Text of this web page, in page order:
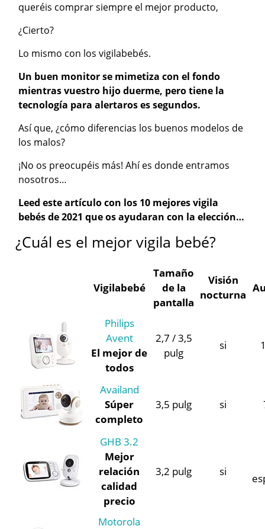
queréis comprar siempre el mejor producto,
¿Cierto?
Lo mismo con los vigilabebés.
Un buen monitor se mimetiza con el fondo
mientras vuestro hijo duerme, pero tiene la
tecnología para alertaros es segundos.
Así que, ¿cómo diferencias los buenos modelos de
los malos?
¡No os preocupéis más! Ahí es donde entramos
nosotros…
Leed este artículo con los 10 mejores vigila
bebés de 2021 que os ayudaran con la elección…
¿Cuál es el mejor vigila bebé?
Vigilabebé
Tamaño
de la
pantalla
Visión
nocturna
Philips
Avent
El mejor de
todos
2,7 / 3,5
pulg
si
Availand
Súper
completo
3,5 pulg si
GHB 3.2
Mejor
relación
calidad
precio
3,2 pulg si
Motorola